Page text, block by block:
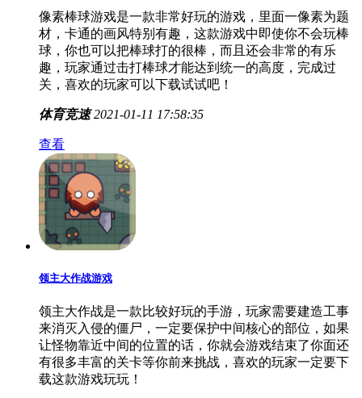
像素棒球游戏是一款非常好玩的游戏，里面一像素为题
材，卡通的画风特别有趣，这款游戏中即使你不会玩棒
球，你也可以把棒球打的很棒，而且还会非常的有乐
趣，玩家通过击打棒球才能达到统一的高度，完成过
关，喜欢的玩家可以下载试试吧！
体育竞速 2021-01-11 17:58:35